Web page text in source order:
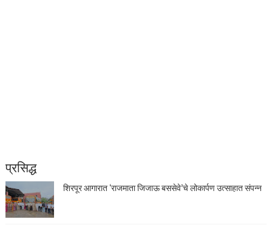
प्रसिद्ध
शिरपूर आगारात ‘राजमाता जिजाऊ बससेवे’चे लोकार्पण उत्साहात संपन्न